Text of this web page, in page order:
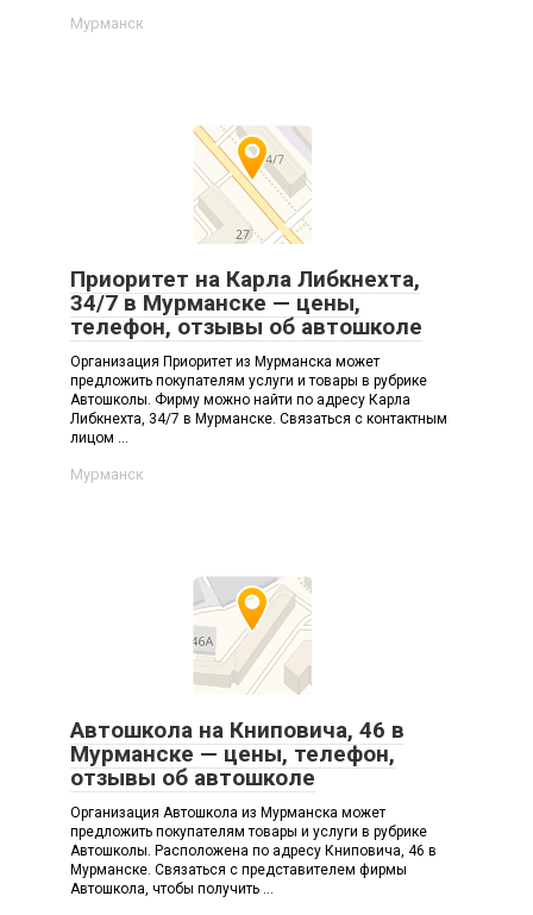
Мурманск
Приоритет на Карла Либкнехта,
34/7 в Мурманске — цены,
телефон, отзывы об автошколе
Организация Приоритет из Мурманска может
предложить покупателям услуги и товары в рубрике
Автошколы. Фирму можно найти по адресу Карла
Либкнехта, 34/7 в Мурманске. Связаться с контактным
лицом ...
Мурманск
Автошкола на Книповича, 46 в
Мурманске — цены, телефон,
отзывы об автошколе
Организация Автошкола из Мурманска может
предложить покупателям товары и услуги в рубрике
Автошколы. Расположена по адресу Книповича, 46 в
Мурманске. Связаться с представителем фирмы
Автошкола, чтобы получить ...